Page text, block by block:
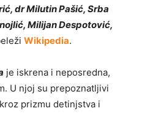
dr Milutin Pašić, Srba
Milijan Despotović,
Wikipedia.
je iskrena i neposredna,
U njoj su prepoznatljivi
prizmu detinjstva i